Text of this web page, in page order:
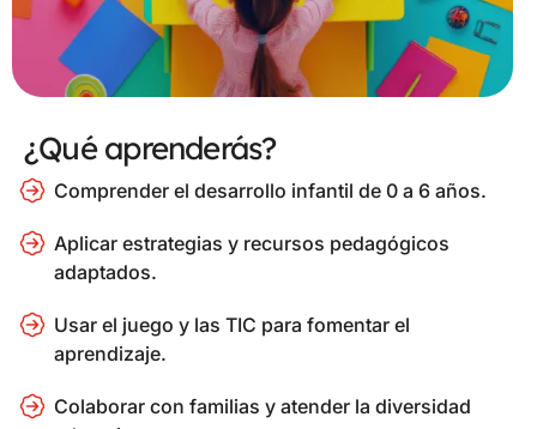
¿Qué aprenderás?
Comprender el desarrollo infantil de 0 a 6 años.
Aplicar estrategias y recursos pedagógicos
adaptados.
Usar el juego y las TIC para fomentar el
aprendizaje.
Colaborar con familias y atender la diversidad